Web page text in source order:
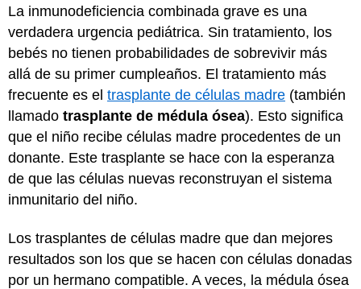
La inmunodeficiencia combinada grave es una
verdadera urgencia pediátrica. Sin tratamiento, los
bebés no tienen probabilidades de sobrevivir más
allá de su primer cumpleaños. El tratamiento más
frecuente es el trasplante de células madre (también
llamado trasplante de médula ósea). Esto significa
que el niño recibe células madre procedentes de un
donante. Este trasplante se hace con la esperanza
de que las células nuevas reconstruyan el sistema
inmunitario del niño.
Los trasplantes de células madre que dan mejores
resultados son los que se hacen con células donadas
por un hermano compatible. A veces, la médula ósea